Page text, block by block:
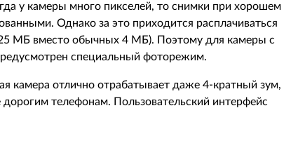
у камеры много пикселей, то снимки при хорошем
Однако за это приходится расплачиваться
МБ вместо обычных 4 МБ). Поэтому для камеры с
специальный фоторежим.
камера отлично отрабатывает даже 4-кратный зум,
дорогим телефонам. Пользовательский интерфейс